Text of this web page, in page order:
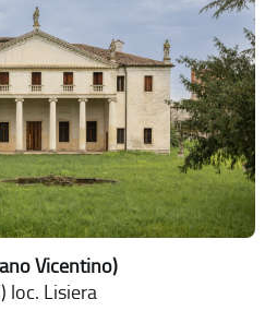
Vicentino)
loc. Lisiera